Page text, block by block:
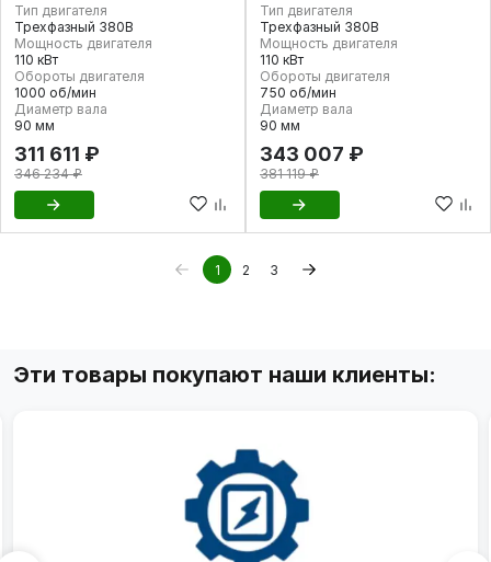
Тип двигателя
Трехфазный 380В
Мощность двигателя
110 кВт
Обороты двигателя
1000 об/мин
Диаметр вала
90 мм
311 611 ₽
346 234 ₽
Тип двигателя
Трехфазный 380В
Мощность двигателя
110 кВт
Обороты двигателя
750 об/мин
Диаметр вала
90 мм
343 007 ₽
381 119 ₽
1 2 3
Эти товары покупают наши клиенты: